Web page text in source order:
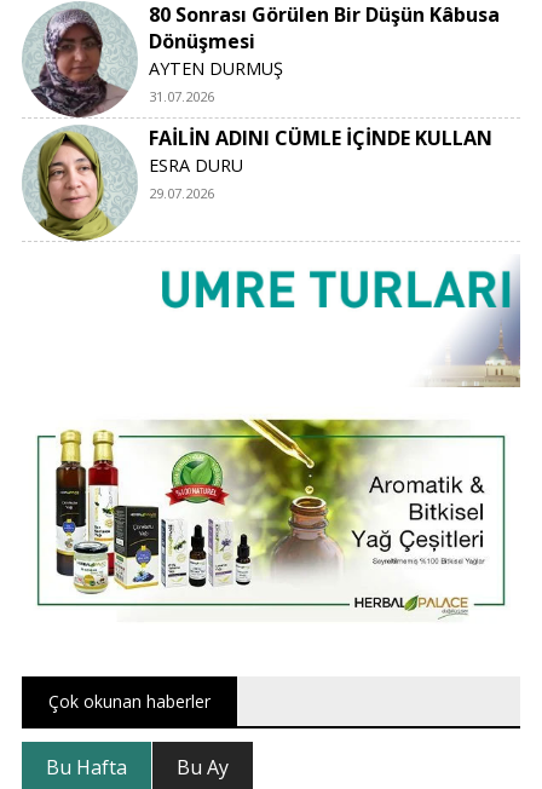
80 Sonrası Görülen Bir Düşün Kâbusa
Dönüşmesi
AYTEN DURMUŞ
31.07.2026
FAİLİN ADINI CÜMLE İÇİNDE KULLAN
ESRA DURU
29.07.2026
Çok okunan haberler
Bu Hafta Bu Ay